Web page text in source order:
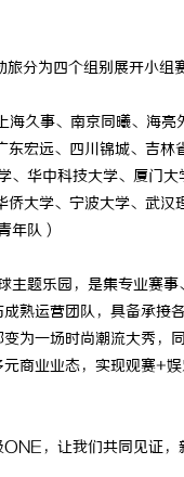
旅分为四个组别展开小组
久事、南京同曦、海亮
宏远、四川锦城、吉林
华中科技大学、厦门大
大学、宁波大学、武汉
年队）
题乐园，是集专业赛事
熟运营团队，具备承
为一场时尚潮流大秀
商业业态，实现观赛+
，让我们共同见证
锡条，焊锡球，焊锡丝